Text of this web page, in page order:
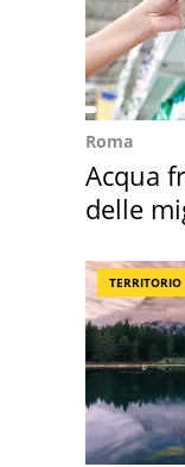
Roma
Acqua
delle
TERRITORIO